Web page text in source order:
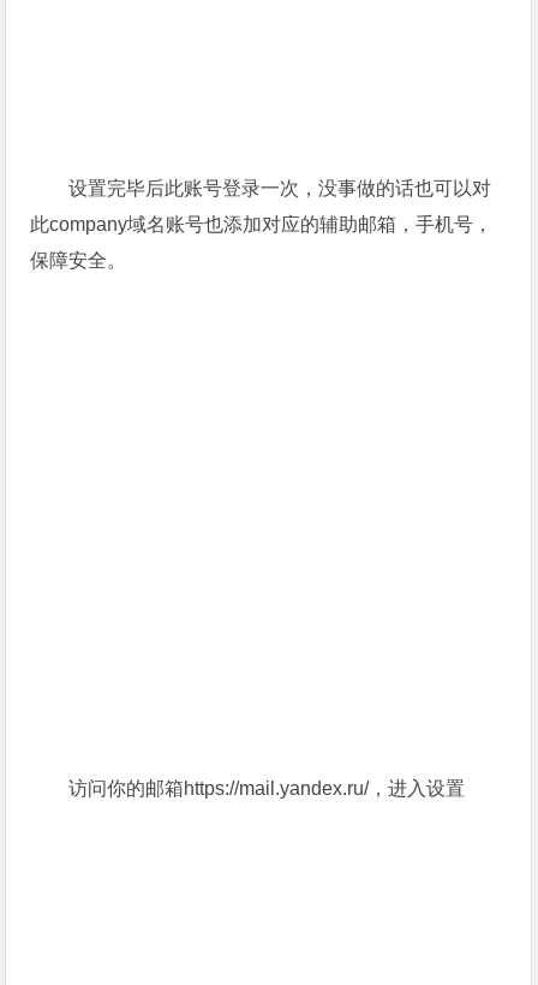
设置完毕后此账号登录一次，没事做的话也可以对
此company域名账号也添加对应的辅助邮箱，手机号，
保障安全。
访问你的邮箱https://mail.yandex.ru/，进入设置